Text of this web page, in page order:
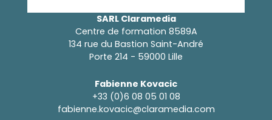
SARL Claramedia
Centre de formation 8589A
134 rue du Bastion Saint-André
Porte 214 - 59000 Lille
Fabienne Kovacic
+33 (0)6 08 05 01 08
fabienne.kovacic@claramedia.com